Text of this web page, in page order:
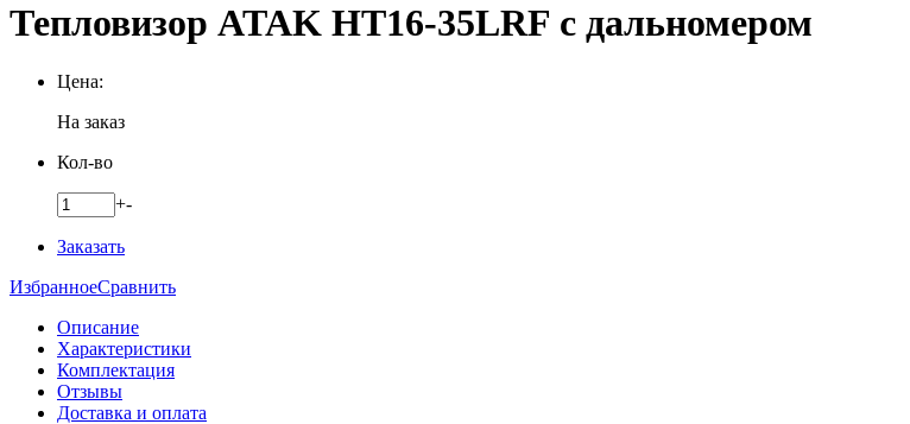
Тепловизор ATAK HT16-35LRF с дальномером
Цена:
На заказ
Кол-во
+-
Заказать
ИзбранноеСравнить
Описание
Характеристики
Комплектация
Отзывы
Доставка и оплата